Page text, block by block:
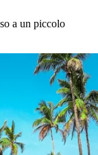
a un piccolo